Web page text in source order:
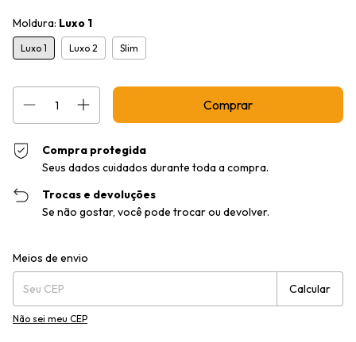
Moldura: Luxo 1
Luxo 1 Luxo 2 Slim
Compra protegida
Seus dados cuidados durante toda a compra.
Trocas e devoluções
Se não gostar, você pode trocar ou devolver.
Entregas para o CEP:
Meios de envio
Calcular
Não sei meu CEP